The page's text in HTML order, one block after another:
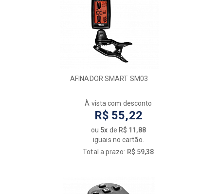
AFINADOR SMART SM03
À vista com desconto
R$ 55,22
ou 5x de R$ 11,88
iguais no cartão.
Total a prazo: R$ 59,38